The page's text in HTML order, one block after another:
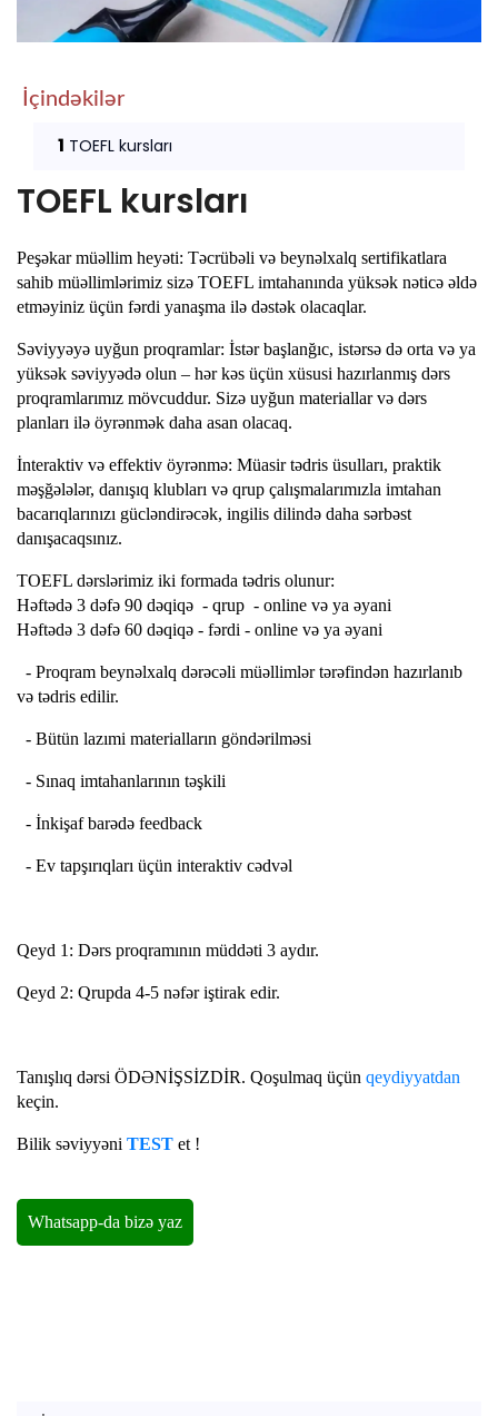
İçindəkilər
1 TOEFL kursları
TOEFL kursları
Peşəkar müəllim heyəti: Təcrübəli və beynəlxalq sertifikatlara
sahib müəllimlərimiz sizə TOEFL imtahanında yüksək nəticə əldə
etməyiniz üçün fərdi yanaşma ilə dəstək olacaqlar.
Səviyyəyə uyğun proqramlar: İstər başlanğıc, istərsə də orta və ya
yüksək səviyyədə olun – hər kəs üçün xüsusi hazırlanmış dərs
proqramlarımız mövcuddur. Sizə uyğun materiallar və dərs
planları ilə öyrənmək daha asan olacaq.
İnteraktiv və effektiv öyrənmə: Müasir tədris üsulları, praktik
məşğələlər, danışıq klubları və qrup çalışmalarımızla imtahan
bacarıqlarınızı gücləndirəcək, ingilis dilində daha sərbəst
danışacaqsınız.
TOEFL dərslərimiz iki formada tədris olunur:
Həftədə 3 dəfə 90 dəqiqə - qrup - online və ya əyani
Həftədə 3 dəfə 60 dəqiqə - fərdi - online və ya əyani
- Proqram beynəlxalq dərəcəli müəllimlər tərəfindən hazırlanıb
və tədris edilir.
- Bütün lazımi materialların göndərilməsi
- Sınaq imtahanlarının təşkili
- İnkişaf barədə feedback
- Ev tapşırıqları üçün interaktiv cədvəl
Qeyd 1: Dərs proqramının müddəti 3 aydır.
Qeyd 2: Qrupda 4-5 nəfər iştirak edir.
Tanışlıq dərsi ÖDƏNİŞSİZDİR. Qoşulmaq üçün qeydiyyatdan
keçin.
Bilik səviyyəni TEST et !